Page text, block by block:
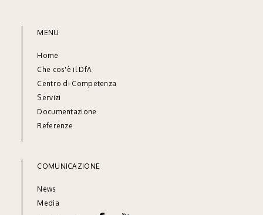
MENU
Home
Che cos'è il DfA
Centro di Competenza
Servizi
Documentazione
Referenze
COMUNICAZIONE
News
Media